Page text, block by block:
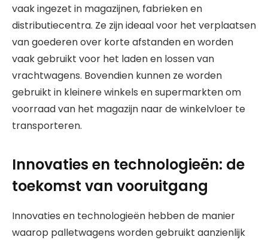
vaak ingezet in magazijnen, fabrieken en
distributiecentra. Ze zijn ideaal voor het verplaatsen
van goederen over korte afstanden en worden
vaak gebruikt voor het laden en lossen van
vrachtwagens. Bovendien kunnen ze worden
gebruikt in kleinere winkels en supermarkten om
voorraad van het magazijn naar de winkelvloer te
transporteren.
Innovaties en technologieën: de
toekomst van vooruitgang
Innovaties en technologieën hebben de manier
waarop palletwagens worden gebruikt aanzienlijk